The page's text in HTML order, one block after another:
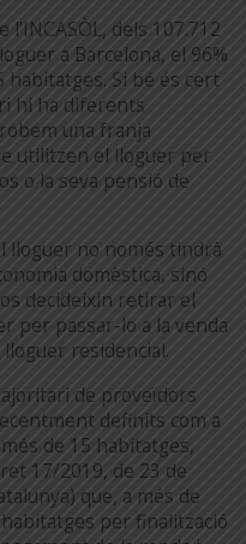
dels 107.712
a Barcelona, el 96%
habitatges. Si bé és cert
hi ha diferents
una franja
utilitzen el lloguer per
o la seva pensió de
lloguer no només tindrà
domèstica, sinó
decideixin retirar el
per passar-lo a la venda
residencial.
de proveïdors
definits com a
de 15 habitatges,
17/2019, de 23 de
que, a més de
per finalització